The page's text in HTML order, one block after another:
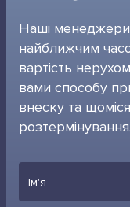
Наші менеджери
найближчим
вартість
вами способу
внеску та
розтермінування.